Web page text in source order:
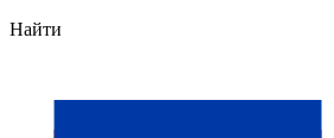
Найти